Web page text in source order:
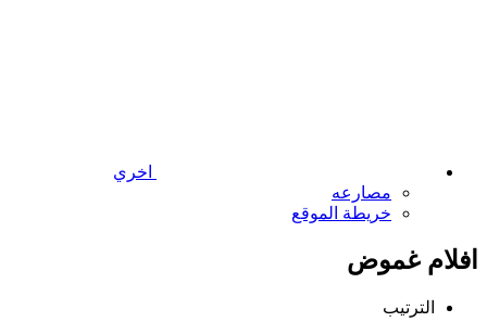
اخري
مصارعه
خريطة الموقع
افلام غموض
الترتيب